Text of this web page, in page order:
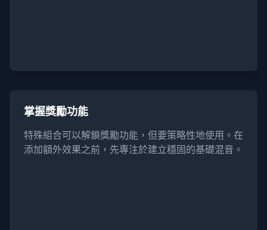
掌握獎勵功能
特殊組合可以解鎖獎勵功能，但要策略性地使用。在
添加額外效果之前，先專注於建立穩固的基礎混音。